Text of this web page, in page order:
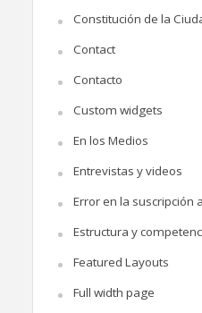
Constitución de la
Contact
Contacto
Custom widgets
En los Medios
Entrevistas y videos
Error en la suscripción
Estructura y
Featured Layouts
Full width page